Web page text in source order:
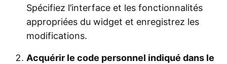
Spécifiez l’interface et les fonctionnalités
appropriées du widget et enregistrez les
modifications.
Acquérir le code personnel indiqué dans le